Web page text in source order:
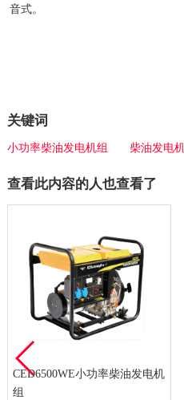
音式。
关键词
小功率柴油发电机组 柴油发电
查看此内容的人也查看了
CED6500WE小功率柴油发电机
组